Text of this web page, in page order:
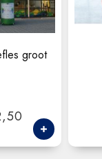
groot